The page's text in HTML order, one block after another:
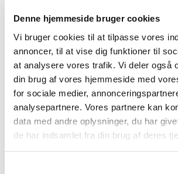
Denne hjemmeside bruger cookies
Vi bruger cookies til at tilpasse vores
annoncer, til at vise dig funktioner til
at analysere vores trafik. Vi deler også
din brug af vores hjemmeside med
for sociale medier,
analysepartnere. Vores partnere kan
data med andre oplysninger, du har
de har indsamlet fra din brug af deres
Velkommen til Gudstjeneste i
Du er velkommen